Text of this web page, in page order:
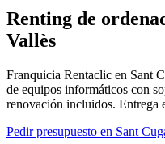
Renting de
Vallès
Franquicia Rentaclic en Sant
de equipos informáticos con
renovación incluidos. Entrega
Pedir presupuesto en Sant